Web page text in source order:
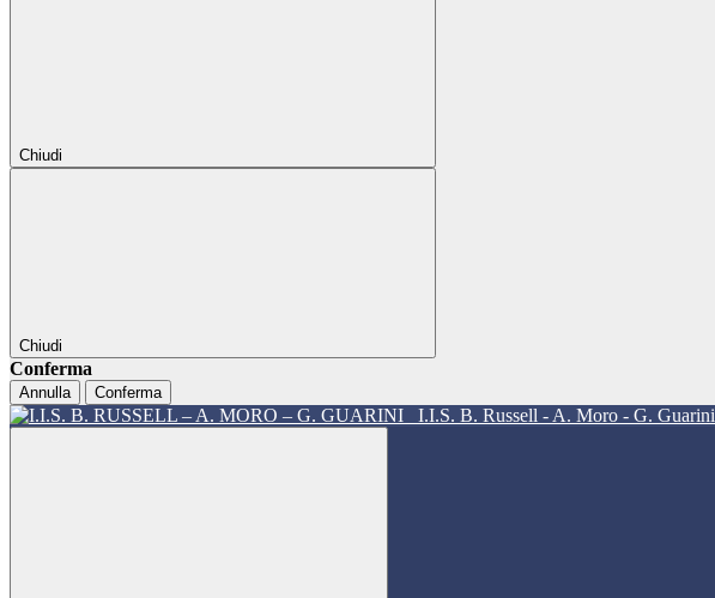
Chiudi
Chiudi
Conferma
Annulla Conferma
I.I.S. B. Russell - A. Moro - G. Guarini